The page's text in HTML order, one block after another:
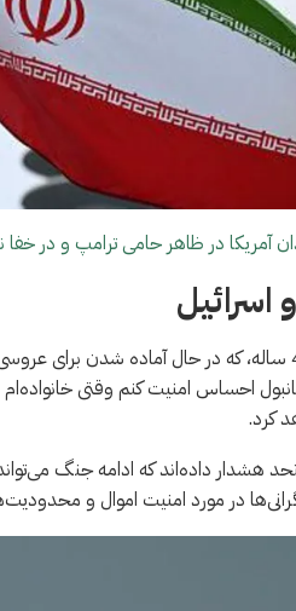
آمریکا در ظاهر حامی ترامپ و در خفا
لیلا ربطانی زاده فرد، 45 ساله، که در حال
احساس امنیت کنم وقتی
کرد.
هشدار داده‌اند که ادامه جنگ می‌تواند
در مورد امنیت اموال و